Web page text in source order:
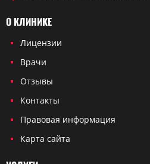
О КЛИНИКЕ
Лицензии
Врачи
Отзывы
Контакты
Правовая информация
Карта сайта